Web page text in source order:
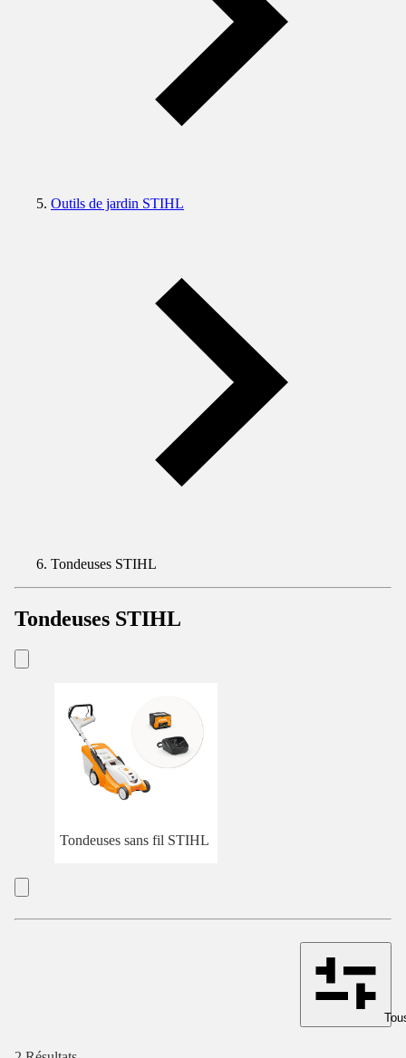
Outils de jardin STIHL
Tondeuses STIHL
Tondeuses STIHL
Tondeuses sans fil STIHL